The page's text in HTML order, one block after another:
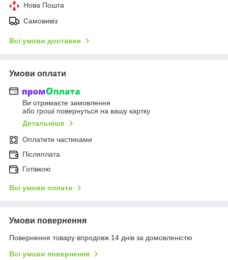
Нова Пошта
Самовивіз
Всі умови доставки
Умови оплати
Ви отримаєте замовлення
або гроші повернуться на вашу картку
Детальніше
Оплатити частинами
Післяплата
Готівкою
Всі умови оплати
Умови повернення
Повернення товару впродовж 14 днів за домовленістю
Всі умови повернення